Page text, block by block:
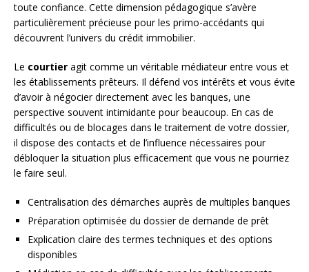
toute confiance. Cette dimension pédagogique s’avère
particulièrement précieuse pour les primo-accédants qui
découvrent l’univers du crédit immobilier.
Le courtier agit comme un véritable médiateur entre vous et
les établissements prêteurs. Il défend vos intérêts et vous évite
d’avoir à négocier directement avec les banques, une
perspective souvent intimidante pour beaucoup. En cas de
difficultés ou de blocages dans le traitement de votre dossier,
il dispose des contacts et de l’influence nécessaires pour
débloquer la situation plus efficacement que vous ne pourriez
le faire seul.
Centralisation des démarches auprès de multiples banques
Préparation optimisée du dossier de demande de prêt
Explication claire des termes techniques et des options
disponibles